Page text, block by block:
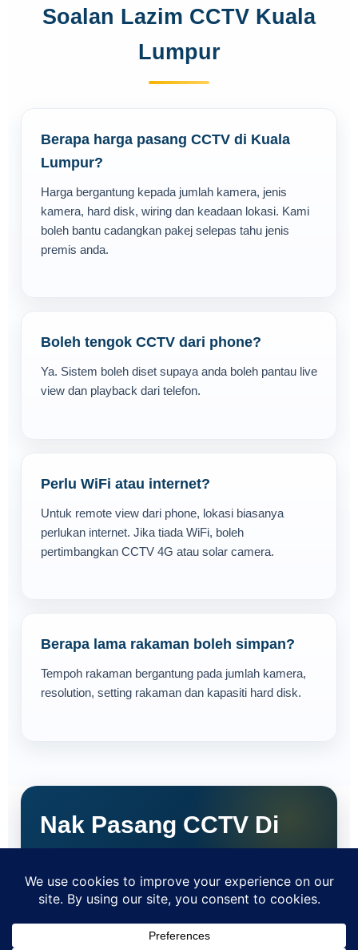
Soalan Lazim CCTV Kuala
Lumpur
Berapa harga pasang CCTV di Kuala
Lumpur?
Harga bergantung kepada jumlah kamera, jenis
kamera, hard disk, wiring dan keadaan lokasi. Kami
boleh bantu cadangkan pakej selepas tahu jenis
premis anda.
Boleh tengok CCTV dari phone?
Ya. Sistem boleh diset supaya anda boleh pantau live
view dan playback dari telefon.
Perlu WiFi atau internet?
Untuk remote view dari phone, lokasi biasanya
perlukan internet. Jika tiada WiFi, boleh
pertimbangkan CCTV 4G atau solar camera.
Berapa lama rakaman boleh simpan?
Tempoh rakaman bergantung pada jumlah kamera,
resolution, setting rakaman dan kapasiti hard disk.
Nak Pasang CCTV Di
Beritahu lokasi, jenis premis dan anggaran jumlah
cadangkan sistem yang sesuai.